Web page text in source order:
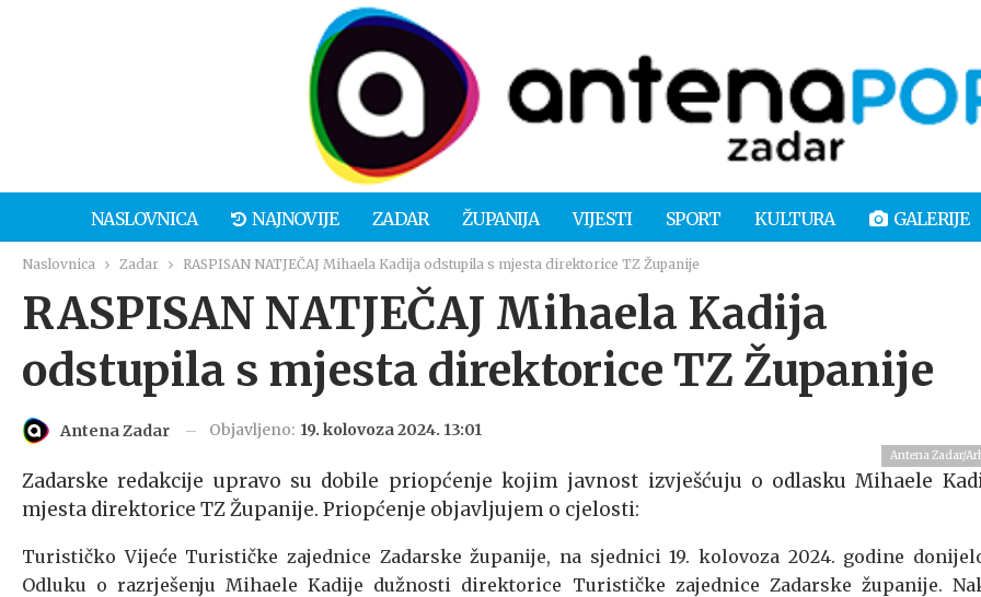
NASLOVNICA NAJNOVIJE ZADAR ŽUPANIJA VIJESTI SPORT KULTURA GALERIJE
Naslovnica Zadar RASPISAN NATJEČAJ Mihaela Kadija odstupila s mjesta direktorice TZ Županije
RASPISAN NATJEČAJ Mihaela Kadija
odstupila s mjesta direktorice TZ Županije
Antena Zadar Objavljeno: 19. kolovoza 2024. 13:01
Antena Zadar/
Zadarske redakcije upravo su dobile priopćenje kojim javnost izvješćuju o odlasku Mihaele
mjesta direktorice TZ Županije. Priopćenje objavljujem o cjelosti:
Turističko Vijeće Turističke zajednice Zadarske županije, na sjednici 19. kolovoza 2024. godine
Odluku o razrješenju Mihaele Kadije dužnosti direktorice Turističke zajednice Zadarske županije.